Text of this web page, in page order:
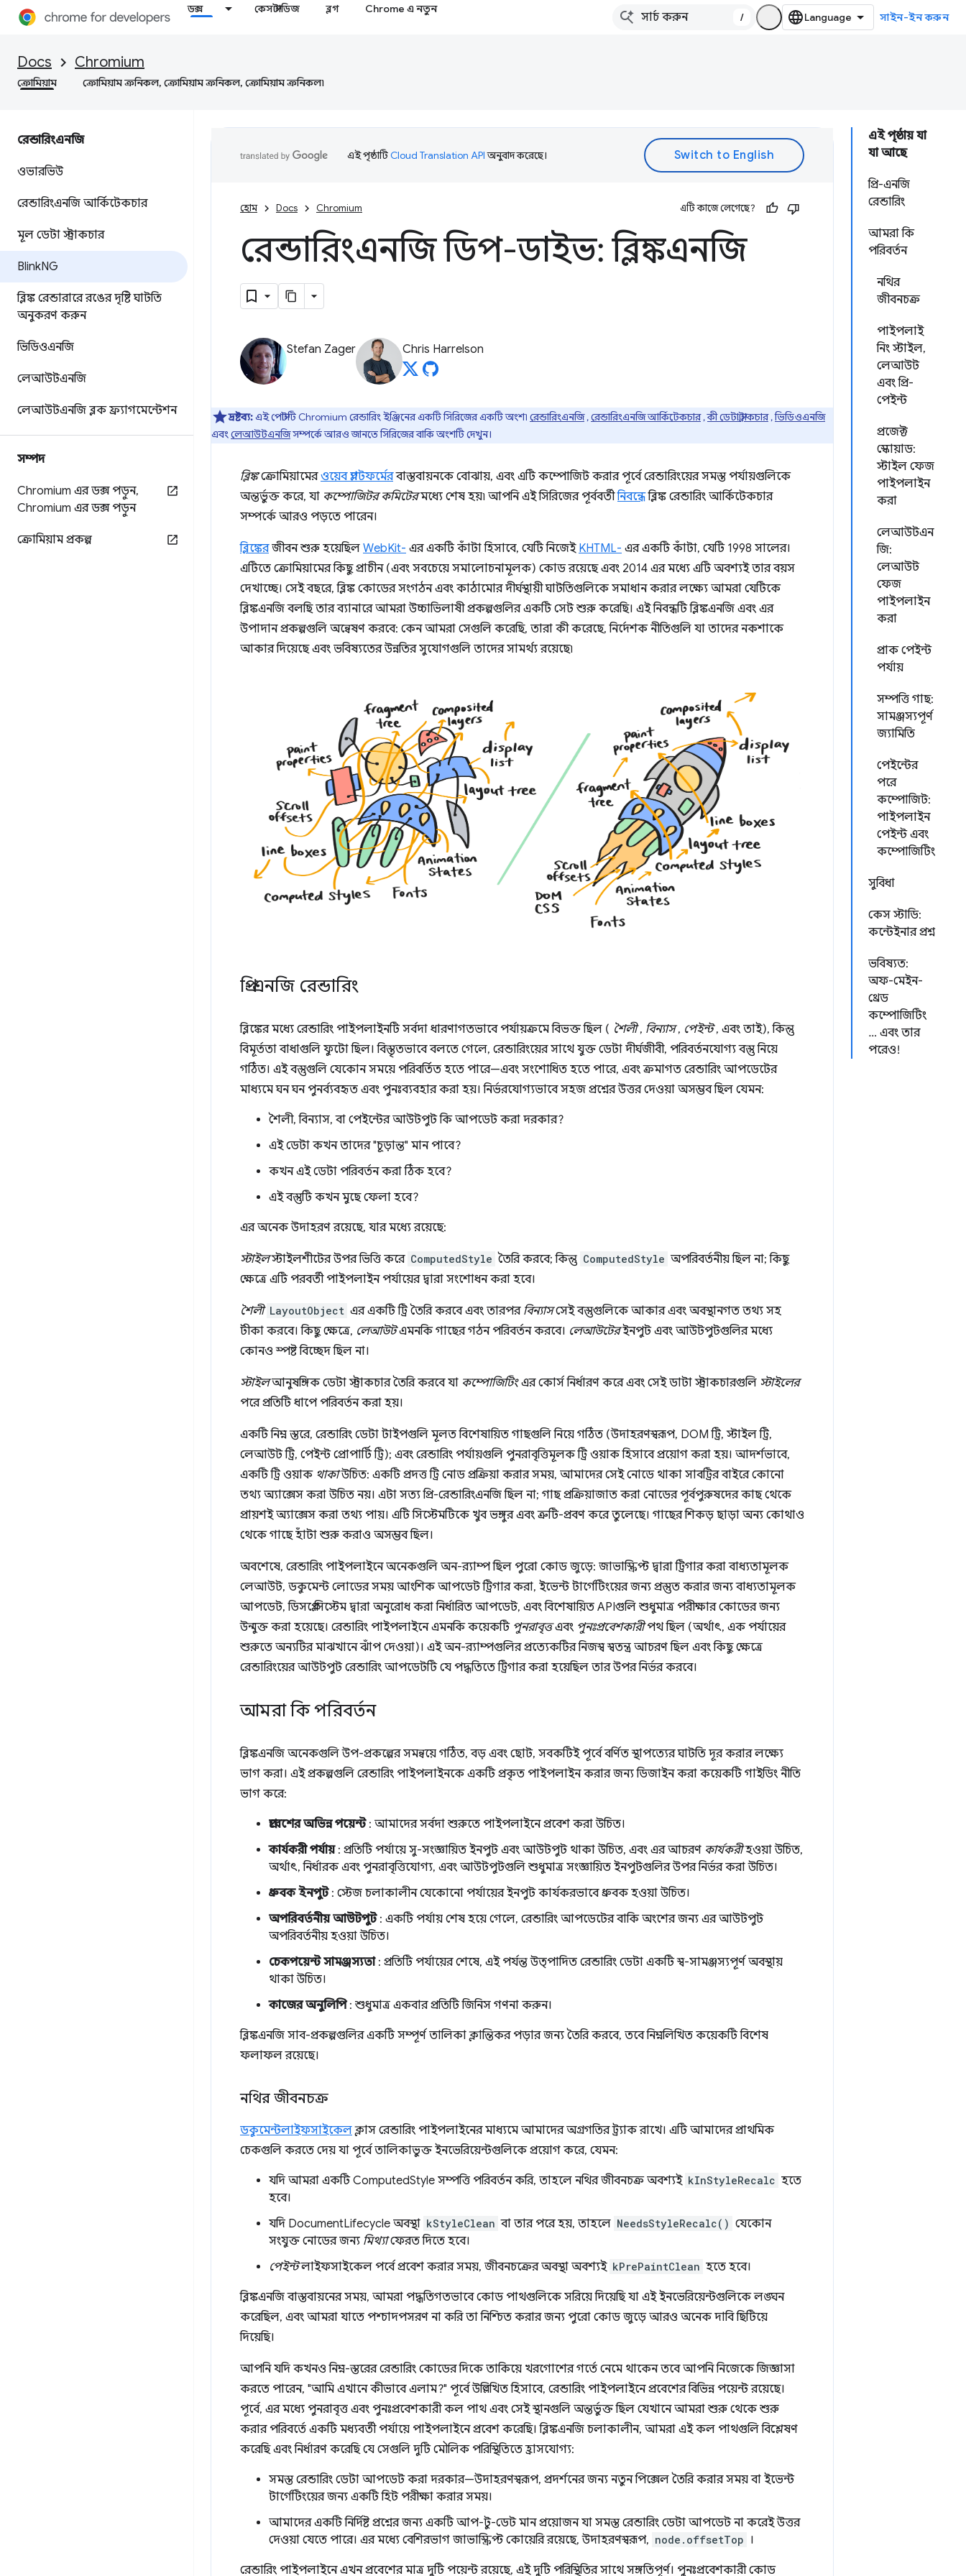
ডক্স কেস স্টাডিজ ব্লগ Chrome এ নতুন
/ সাইন-ইন করুন
Docs Chromium
ক্রোমিয়াম ক্রোমিয়াম ক্রনিকল, ক্রোমিয়াম ক্রনিকল, ক্রোমিয়াম ক্রনিকল৷
রেন্ডারিংএনজি
ওভারভিউ
রেন্ডারিংএনজি আর্কিটেকচার
মূল ডেটা স্ট্রাকচার
BlinkNG
ব্লিঙ্ক রেন্ডারারে রঙের দৃষ্টি ঘাটতি
অনুকরণ করুন
ভিডিওএনজি
লেআউটএনজি
লেআউটএনজি ব্লক ফ্র্যাগমেন্টেশন
সম্পদ
Chromium এর ডক্স পড়ুন,
Chromium এর ডক্স পড়ুন
ক্রোমিয়াম প্রকল্প
এই পৃষ্ঠায় যা
যা আছে
প্রি-এনজি
রেন্ডারিং
আমরা কি
পরিবর্তন
নথির
জীবনচক্র
পাইপলাই
নিং স্টাইল,
লেআউট
এবং প্রি-
পেইন্ট
প্রজেক্ট
স্কোয়াড:
স্টাইল ফেজ
পাইপলাইন
করা
লেআউটএন
জি:
লেআউট
ফেজ
পাইপলাইন
করা
প্রাক পেইন্ট
পর্যায়
সম্পত্তি গাছ:
সামঞ্জস্যপূর্ণ
জ্যামিতি
পেইন্টের
পরে
কম্পোজিট:
পাইপলাইন
পেইন্ট এবং
কম্পোজিটিং
সুবিধা
কেস স্টাডি:
কন্টেইনার প্রশ্ন
ভবিষ্যত:
অফ-মেইন-
থ্রেড
কম্পোজিটিং
… এবং তার
পরেও!
এই পৃষ্ঠাটিCloud Translation APIঅনুবাদ করেছে।
হোম Docs Chromium এটি কাজে লেগেছে?
রেন্ডারিংএনজি ডিপ-ডাইভ: ব্লিঙ্কএনজি
Stefan Zager Chris Harrelson
দ্রষ্টব্য:এই পোস্টটি Chromium রেন্ডারিং ইঞ্জিনের একটি সিরিজের একটি অংশ৷ রেন্ডারিংএনজি,রেন্ডারিংএনজি আর্কিটেকচার,কী ডেটা স্ট্রাকচার,ভিডিওএনজি
এবংলেআউটএনজিসম্পর্কে আরও জানতে সিরিজের বাকি অংশটি দেখুন।
ব্লিঙ্কক্রোমিয়ামেরওয়েব প্ল্যাটফর্মেরবাস্তবায়নকে বোঝায়, এবং এটি কম্পোজিট করার পূর্বে রেন্ডারিংয়ের সমস্ত পর্যায়গুলিকে
অন্তর্ভুক্ত করে, যা কম্পোজিটর কমিটেরমধ্যে শেষ হয়৷ আপনি এই সিরিজের পূর্ববর্তীনিবন্ধেব্লিঙ্ক রেন্ডারিং আর্কিটেকচার
সম্পর্কে আরও পড়তে পারেন।
ব্লিঙ্কেরজীবন শুরু হয়েছিল WebKit- এর একটি কাঁটা হিসাবে, যেটি নিজেই KHTML- এর একটি কাঁটা, যেটি 1998 সালের।
এটিতে ক্রোমিয়ামের কিছু প্রাচীন (এবং সবচেয়ে সমালোচনামূলক) কোড রয়েছে এবং 2014 এর মধ্যে এটি অবশ্যই তার বয়স
দেখাচ্ছে। সেই বছরে, ব্লিঙ্ক কোডের সংগঠন এবং কাঠামোর দীর্ঘস্থায়ী ঘাটতিগুলিকে সমাধান করার লক্ষ্যে আমরা যেটিকে
ব্লিঙ্কএনজি বলছি তার ব্যানারে আমরা উচ্চাভিলাষী প্রকল্পগুলির একটি সেট শুরু করেছি। এই নিবন্ধটি ব্লিঙ্কএনজি এবং এর
উপাদান প্রকল্পগুলি অন্বেষণ করবে: কেন আমরা সেগুলি করেছি, তারা কী করেছে, নির্দেশক নীতিগুলি যা তাদের নকশাকে
আকার দিয়েছে এবং ভবিষ্যতের উন্নতির সুযোগগুলি তাদের সামর্থ্য রয়েছে৷
প্রি-এনজি রেন্ডারিং
ব্লিঙ্কের মধ্যে রেন্ডারিং পাইপলাইনটি সর্বদা ধারণাগতভাবে পর্যায়ক্রমে বিভক্ত ছিল ( শৈলী, বিন্যাস, পেইন্ট, এবং তাই), কিন্তু
বিমূর্ততা বাধাগুলি ফুটো ছিল। বিস্তৃতভাবে বলতে গেলে, রেন্ডারিংয়ের সাথে যুক্ত ডেটা দীর্ঘজীবী, পরিবর্তনযোগ্য বস্তু নিয়ে
গঠিত। এই বস্তুগুলি যেকোন সময়ে পরিবর্তিত হতে পারে—এবং সংশোধিত হতে পারে, এবং ক্রমাগত রেন্ডারিং আপডেটের
মাধ্যমে ঘন ঘন পুনর্ব্যবহৃত এবং পুনঃব্যবহার করা হয়। নির্ভরযোগ্যভাবে সহজ প্রশ্নের উত্তর দেওয়া অসম্ভব ছিল যেমন:
শৈলী, বিন্যাস, বা পেইন্টের আউটপুট কি আপডেট করা দরকার?
এই ডেটা কখন তাদের "চূড়ান্ত" মান পাবে?
কখন এই ডেটা পরিবর্তন করা ঠিক হবে?
এই বস্তুটি কখন মুছে ফেলা হবে?
এর অনেক উদাহরণ রয়েছে, যার মধ্যে রয়েছে:
স্টাইলস্টাইলশীটের উপর ভিত্তি করে ComputedStyle তৈরি করবে; কিন্তু ComputedStyle অপরিবর্তনীয় ছিল না; কিছু
ক্ষেত্রে এটি পরবর্তী পাইপলাইন পর্যায়ের দ্বারা সংশোধন করা হবে।
শৈলী LayoutObject এর একটি ট্রি তৈরি করবে এবং তারপর বিন্যাসসেই বস্তুগুলিকে আকার এবং অবস্থানগত তথ্য সহ
টীকা করবে। কিছু ক্ষেত্রে, লেআউটএমনকি গাছের গঠন পরিবর্তন করবে। লেআউটেরইনপুট এবং আউটপুটগুলির মধ্যে
কোনও স্পষ্ট বিচ্ছেদ ছিল না।
স্টাইলআনুষঙ্গিক ডেটা স্ট্রাকচার তৈরি করবে যা কম্পোজিটিংএর কোর্স নির্ধারণ করে এবং সেই ডাটা স্ট্রাকচারগুলি স্টাইলের
পরে প্রতিটি ধাপে পরিবর্তন করা হয়।
একটি নিম্ন স্তরে, রেন্ডারিং ডেটা টাইপগুলি মূলত বিশেষায়িত গাছগুলি নিয়ে গঠিত (উদাহরণস্বরূপ, DOM ট্রি, স্টাইল ট্রি,
লেআউট ট্রি, পেইন্ট প্রোপার্টি ট্রি); এবং রেন্ডারিং পর্যায়গুলি পুনরাবৃত্তিমূলক ট্রি ওয়াক হিসাবে প্রয়োগ করা হয়। আদর্শভাবে,
একটি ট্রি ওয়াক থাকাউচিত: একটি প্রদত্ত ট্রি নোড প্রক্রিয়া করার সময়, আমাদের সেই নোডে থাকা সাবট্রির বাইরে কোনো
তথ্য অ্যাক্সেস করা উচিত নয়। এটা সত্য প্রি-রেন্ডারিংএনজি ছিল না; গাছ প্রক্রিয়াজাত করা নোডের পূর্বপুরুষদের কাছ থেকে
প্রায়শই অ্যাক্সেস করা তথ্য পায়। এটি সিস্টেমটিকে খুব ভঙ্গুর এবং ত্রুটি-প্রবণ করে তুলেছে। গাছের শিকড় ছাড়া অন্য কোথাও
থেকে গাছে হাঁটা শুরু করাও অসম্ভব ছিল।
অবশেষে, রেন্ডারিং পাইপলাইনে অনেকগুলি অন-র‌্যাম্প ছিল পুরো কোড জুড়ে: জাভাস্ক্রিপ্ট দ্বারা ট্রিগার করা বাধ্যতামূলক
লেআউট, ডকুমেন্ট লোডের সময় আংশিক আপডেট ট্রিগার করা, ইভেন্ট টার্গেটিংয়ের জন্য প্রস্তুত করার জন্য বাধ্যতামূলক
আপডেট, ডিসপ্লে সিস্টেম দ্বারা অনুরোধ করা নির্ধারিত আপডেট, এবং বিশেষায়িত APIগুলি শুধুমাত্র পরীক্ষার কোডের জন্য
উন্মুক্ত করা হয়েছে। রেন্ডারিং পাইপলাইনে এমনকি কয়েকটি পুনরাবৃত্তএবং পুনঃপ্রবেশকারীপথ ছিল (অর্থাৎ, এক পর্যায়ের
শুরুতে অন্যটির মাঝখানে ঝাঁপ দেওয়া)। এই অন-র‌্যাম্পগুলির প্রত্যেকটির নিজস্ব স্বতন্ত্র আচরণ ছিল এবং কিছু ক্ষেত্রে
রেন্ডারিংয়ের আউটপুট রেন্ডারিং আপডেটটি যে পদ্ধতিতে ট্রিগার করা হয়েছিল তার উপর নির্ভর করবে।
আমরা কি পরিবর্তন
ব্লিঙ্কএনজি অনেকগুলি উপ-প্রকল্পের সমন্বয়ে গঠিত, বড় এবং ছোট, সবকটিই পূর্বে বর্ণিত স্থাপত্যের ঘাটতি দূর করার লক্ষ্যে
ভাগ করা। এই প্রকল্পগুলি রেন্ডারিং পাইপলাইনকে একটি প্রকৃত পাইপলাইন করার জন্য ডিজাইন করা কয়েকটি গাইডিং নীতি
ভাগ করে:
প্রবেশের অভিন্ন পয়েন্ট: আমাদের সর্বদা শুরুতে পাইপলাইনে প্রবেশ করা উচিত।
কার্যকরী পর্যায়: প্রতিটি পর্যায়ে সু-সংজ্ঞায়িত ইনপুট এবং আউটপুট থাকা উচিত, এবং এর আচরণ কার্যকরীহওয়া উচিত,
অর্থাৎ, নির্ধারক এবং পুনরাবৃত্তিযোগ্য, এবং আউটপুটগুলি শুধুমাত্র সংজ্ঞায়িত ইনপুটগুলির উপর নির্ভর করা উচিত।
ধ্রুবক ইনপুট: স্টেজ চলাকালীন যেকোনো পর্যায়ের ইনপুট কার্যকরভাবে ধ্রুবক হওয়া উচিত।
অপরিবর্তনীয় আউটপুট: একটি পর্যায় শেষ হয়ে গেলে, রেন্ডারিং আপডেটের বাকি অংশের জন্য এর আউটপুট
অপরিবর্তনীয় হওয়া উচিত।
চেকপয়েন্ট সামঞ্জস্যতা: প্রতিটি পর্যায়ের শেষে, এই পর্যন্ত উত্পাদিত রেন্ডারিং ডেটা একটি স্ব-সামঞ্জস্যপূর্ণ অবস্থায়
থাকা উচিত।
কাজের অনুলিপি: শুধুমাত্র একবার প্রতিটি জিনিস গণনা করুন।
ব্লিঙ্কএনজি সাব-প্রকল্পগুলির একটি সম্পূর্ণ তালিকা ক্লান্তিকর পড়ার জন্য তৈরি করবে, তবে নিম্নলিখিত কয়েকটি বিশেষ
ফলাফল রয়েছে।
নথির জীবনচক্র
ডকুমেন্টলাইফসাইকেলক্লাস রেন্ডারিং পাইপলাইনের মাধ্যমে আমাদের অগ্রগতির ট্র্যাক রাখে। এটি আমাদের প্রাথমিক
চেকগুলি করতে দেয় যা পূর্বে তালিকাভুক্ত ইনভেরিয়েন্টগুলিকে প্রয়োগ করে, যেমন:
যদি আমরা একটি ComputedStyle সম্পত্তি পরিবর্তন করি, তাহলে নথির জীবনচক্র অবশ্যই kInStyleRecalc হতে
হবে।
যদি DocumentLifecycle অবস্থা kStyleClean বা তার পরে হয়, তাহলে NeedsStyleRecalc() যেকোন
সংযুক্ত নোডের জন্য মিথ্যাফেরত দিতে হবে।
পেইন্টলাইফসাইকেল পর্বে প্রবেশ করার সময়, জীবনচক্রের অবস্থা অবশ্যই kPrePaintClean হতে হবে।
ব্লিঙ্কএনজি বাস্তবায়নের সময়, আমরা পদ্ধতিগতভাবে কোড পাথগুলিকে সরিয়ে দিয়েছি যা এই ইনভেরিয়েন্টগুলিকে লঙ্ঘন
করেছিল, এবং আমরা যাতে পশ্চাদপসরণ না করি তা নিশ্চিত করার জন্য পুরো কোড জুড়ে আরও অনেক দাবি ছিটিয়ে
দিয়েছি।
আপনি যদি কখনও নিম্ন-স্তরের রেন্ডারিং কোডের দিকে তাকিয়ে খরগোশের গর্তে নেমে থাকেন তবে আপনি নিজেকে জিজ্ঞাসা
করতে পারেন, "আমি এখানে কীভাবে এলাম?" পূর্বে উল্লিখিত হিসাবে, রেন্ডারিং পাইপলাইনে প্রবেশের বিভিন্ন পয়েন্ট রয়েছে।
পূর্বে, এর মধ্যে পুনরাবৃত্ত এবং পুনঃপ্রবেশকারী কল পাথ এবং সেই স্থানগুলি অন্তর্ভুক্ত ছিল যেখানে আমরা শুরু থেকে শুরু
করার পরিবর্তে একটি মধ্যবর্তী পর্যায়ে পাইপলাইনে প্রবেশ করেছি। ব্লিঙ্কএনজি চলাকালীন, আমরা এই কল পাথগুলি বিশ্লেষণ
করেছি এবং নির্ধারণ করেছি যে সেগুলি দুটি মৌলিক পরিস্থিতিতে হ্রাসযোগ্য:
সমস্ত রেন্ডারিং ডেটা আপডেট করা দরকার—উদাহরণস্বরূপ, প্রদর্শনের জন্য নতুন পিক্সেল তৈরি করার সময় বা ইভেন্ট
টার্গেটিংয়ের জন্য একটি হিট পরীক্ষা করার সময়।
আমাদের একটি নির্দিষ্ট প্রশ্নের জন্য একটি আপ-টু-ডেট মান প্রয়োজন যা সমস্ত রেন্ডারিং ডেটা আপডেট না করেই উত্তর
দেওয়া যেতে পারে। এর মধ্যে বেশিরভাগ জাভাস্ক্রিপ্ট কোয়েরি রয়েছে, উদাহরণস্বরূপ, node.offsetTop ।
রেন্ডারিং পাইপলাইনে এখন প্রবেশের মাত্র দুটি পয়েন্ট রয়েছে, এই দুটি পরিস্থিতির সাথে সঙ্গতিপূর্ণ। পুনঃপ্রবেশকারী কোড